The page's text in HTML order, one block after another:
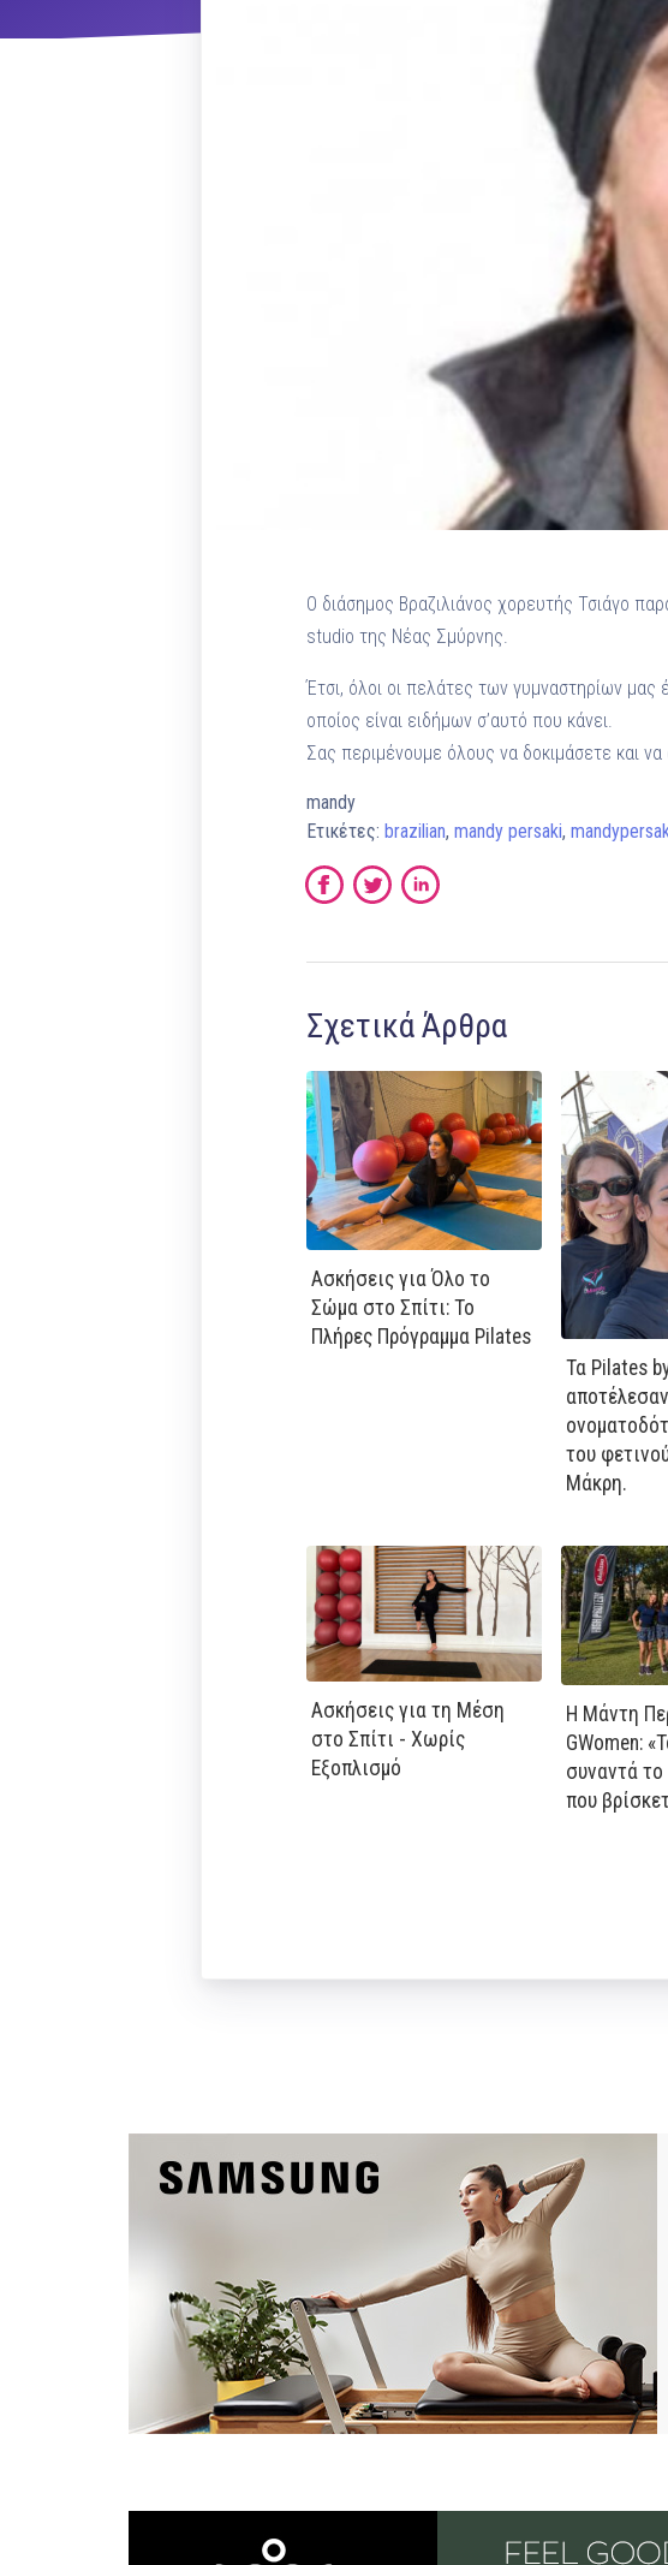
Ένα μεγάλο
ΚΟΡΥΔΑΛΛOΣ
Το pilates έχει
Κορυδαλλό
ΠΕΥΚΗ
Η εξέλιξη της
ΠΕΡΙΣΤΈΡΙ
Προορισμός
Ο διάσημος Βραζιλιάνος χορευτής Τσιάγο
studio της Νέας Σμύρνης.
Έτσι, όλοι οι πελάτες των γυμναστηρίων
οποίος είναι ειδήμων σ’αυτό που κάνει.
Σας περιμένουμε όλους να δοκιμάσετε και
mandy
Ετικέτες: brazilian, mandy persaki,
Σχετικά Άρθρα
Ασκήσεις για Όλο το
Σώμα στο Σπίτι: Το
Πλήρες Πρόγραμμα Pilates
Τα Pilates
του
Μάκρη.
Ασκήσεις για τη Μέση
στο Σπίτι - Χωρίς
Εξοπλισμό
Η Μάντη
GWomen:
συναντά
που